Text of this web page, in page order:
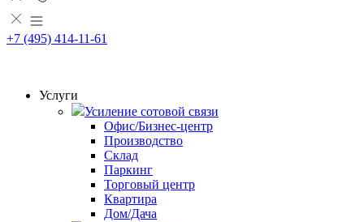
+7 (495) 414-11-61
Услуги
Усиление сотовой связи
Офис/Бизнес-центр
Производство
Склад
Паркинг
Торговый центр
Квартира
Дом/Дача